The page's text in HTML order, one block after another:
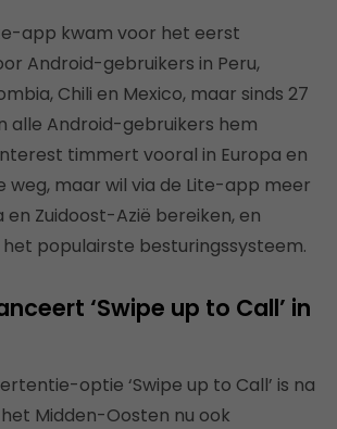
app kwam voor het eerst
Android-gebruikers in Peru,
Chili en Mexico, maar sinds 27
alle Android-gebruikers hem
timmert vooral in Europa en
weg, maar wil via de Lite-app meer
en Zuidoost-Azië bereiken, en
het populairste besturingssysteem.
‘Swipe up to Call’ in
optie ‘Swipe up to Call’ is na
Midden-Oosten nu ook